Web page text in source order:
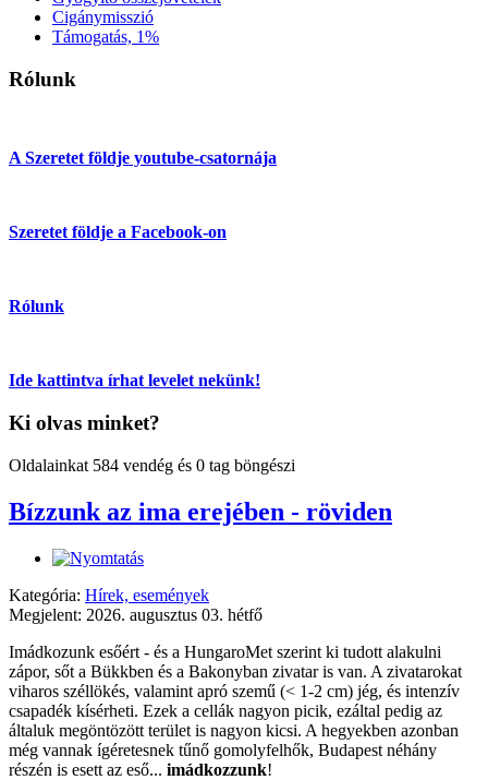
Cigánymisszió
Támogatás, 1%
Rólunk
A Szeretet földje youtube-csatornája
Szeretet földje a Facebook-on
Rólunk
Ide kattintva írhat levelet nekünk!
Ki olvas minket?
Oldalainkat 584 vendég és 0 tag böngészi
Bízzunk az ima erejében - röviden
Kategória: Hírek, események
Megjelent: 2026. augusztus 03. hétfő
Imádkozunk esőért - és a HungaroMet szerint ki tudott alakulni
zápor, sőt a Bükkben és a Bakonyban zivatar is van. A zivatarokat
viharos széllökés, valamint apró szemű (< 1-2 cm) jég, és intenzív
csapadék kísérheti. Ezek a cellák nagyon picik, ezáltal pedig az
általuk megöntözött terület is nagyon kicsi. A hegyekben azonban
még vannak ígéretesnek tűnő gomolyfelhők, Budapest néhány
részén is esett az eső... imádkozzunk!